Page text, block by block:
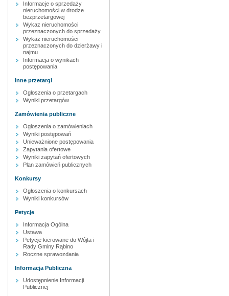
Informacje o sprzedaży
nieruchomości w drodze
bezprzetargowej
Wykaz nieruchomości
przeznaczonych do sprzedaży
Wykaz nieruchomości
przeznaczonych do dzierżawy i
najmu
Informacja o wynikach
postępowania
Inne przetargi
Ogłoszenia o przetargach
Wyniki przetargów
Zamówienia publiczne
Ogłoszenia o zamówieniach
Wyniki postępowań
Unieważnione postępowania
Zapytania ofertowe
Wyniki zapytań ofertowych
Plan zamówień publicznych
Konkursy
Ogłoszenia o konkursach
Wyniki konkursów
Petycje
Informacja Ogólna
Ustawa
Petycje kierowane do Wójta i
Rady Gminy Rąbino
Roczne sprawozdania
Informacja Publiczna
Udostępnienie Informacji
Publicznej